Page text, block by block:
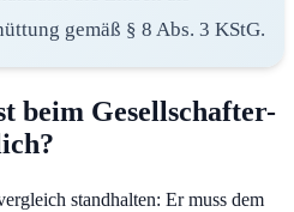
gemäß § 8 Abs. 3 KStG.
beim Gesellschafter-
standhalten: Er muss dem